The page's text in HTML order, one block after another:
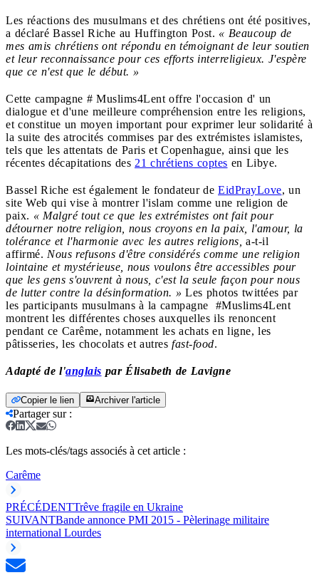
Les réactions des musulmans et des chrétiens ont été positives,
a déclaré Bassel Riche au Huffington Post. « Beaucoup de
mes amis chrétiens ont répondu en témoignant de leur soutien
et leur reconnaissance pour ces efforts interreligieux. J'espère
que ce n'est que le début. »
Cette campagne # Muslims4Lent offre l'occasion d' un
dialogue et d'une meilleure compréhension entre les religions,
et constitue un moyen important pour exprimer leur solidarité à
la suite des atrocités commises par des extrémistes islamistes,
tels que les attentats de Paris et Copenhague, ainsi que les
récentes décapitations des 21 chrétiens coptes en Libye.
Bassel Riche est également le fondateur de EidPrayLove, un
site Web qui vise à montrer l'islam comme une religion de
paix. « Malgré tout ce que les extrémistes ont fait pour
détourner notre religion, nous croyons en la paix, l'amour, la
tolérance et l'harmonie avec les autres religions, a-t-il
affirmé. Nous refusons d'être considérés comme une religion
lointaine et mystérieuse, nous voulons être accessibles pour
que les gens s'ouvrent à nous, c'est la seule façon pour nous
de lutter contre la désinformation. » Les photos twittées par
les participants musulmans à la campagne #Muslims4Lent
montrent les différentes choses auxquelles ils renoncent
pendant ce Carême, notamment les achats en ligne, les
pâtisseries, les chocolats et autres fast-food.
Adapté de l'anglais par Élisabeth de Lavigne
Copier le lien Archiver l'article
Partager sur:
Les mots-clés/tags associés à cet article :
Carême
PRÉCÉDENTTrêve fragile en Ukraine
SUIVANTBande annonce PMI 2015 - Pèlerinage militaire
international Lourdes